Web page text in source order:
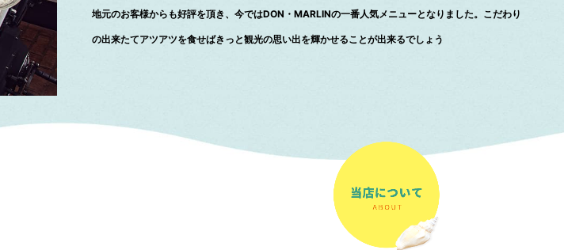
地元のお客様からも好評を頂き、今ではDON・MARLINの一番人気メニューとなりました。こだわり
の出来たてアツアツを食せばきっと観光の思い出を輝かせることが出来るでしょう